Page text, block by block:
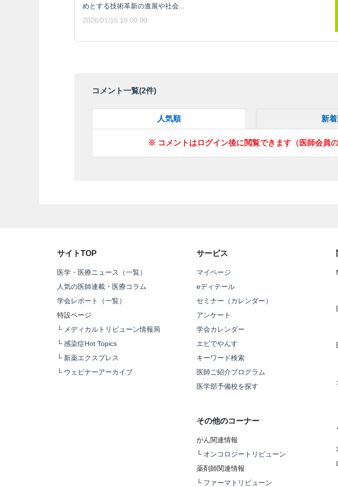
めとする技術革新の進展や社会...
2026/01/15 19:00:00
コメント一覧(2件)
人気順 新
※ コメントはログイン後に閲覧できます（医師会員の
サイトTOP
医学・医療ニュース（一覧）
人気の医師連載・医療コラム
学会レポート（一覧）
特設ページ
└ メディカルトリビューン情報局
└ 感染症Hot Topics
└ 新薬エクスプレス
└ ウェビナーアーカイブ
サービス
マイページ
eディテール
セミナー（カレンダー）
アンケート
学会カレンダー
エビでやんす
キーワード検索
医師ご紹介プログラム
医学部予備校を探す
その他のコーナー
がん関連情報
└ オンコロジートリビューン
薬剤師関連情報
└ ファーマトリビューン